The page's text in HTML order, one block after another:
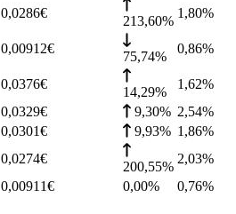
0,0286€
213,60%
1,80%
0,00912€
75,74%
0,86%
0,0376€
14,29%
1,62%
0,0329€ 9,30% 2,54%
0,0301€ 9,93% 1,86%
0,0274€
200,55%
2,03%
0,00911€ 0,00% 0,76%